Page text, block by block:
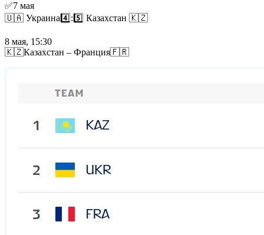
✅7 мая
🇺🇦 Украина4️⃣:5️⃣ Казахстан 🇰🇿
8 мая, 15:30
🇰🇿Казахстан – Франция🇫🇷